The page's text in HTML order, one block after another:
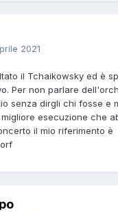
2021
il Tchaikowsky ed è
Per non parlare
senza dirgli chi fosse e
esecuzione che
il mio riferimento è